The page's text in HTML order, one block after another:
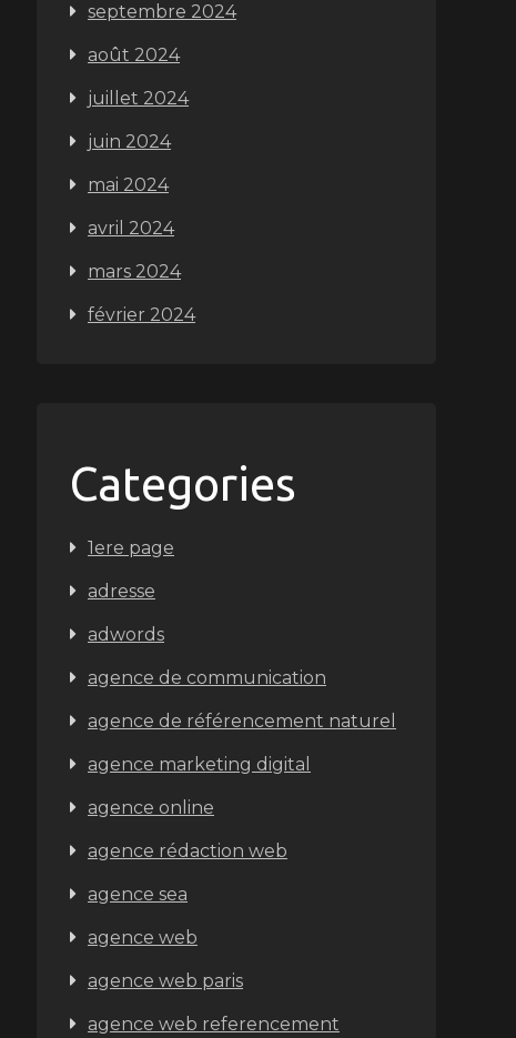
septembre 2024
août 2024
juillet 2024
juin 2024
mai 2024
avril 2024
mars 2024
février 2024
Categories
1ere page
adresse
adwords
agence de communication
agence de référencement naturel
agence marketing digital
agence online
agence rédaction web
agence sea
agence web
agence web paris
agence web referencement